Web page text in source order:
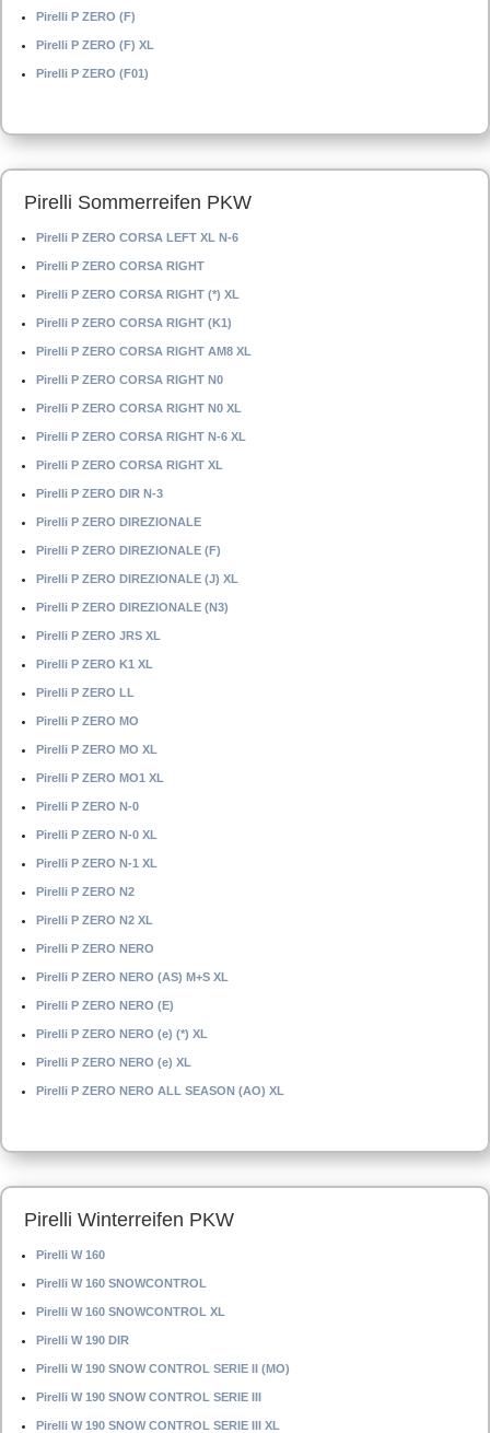
Pirelli P ZERO (F)
Pirelli P ZERO (F) XL
Pirelli P ZERO (F01)
Pirelli Sommerreifen PKW
Pirelli P ZERO CORSA LEFT XL N-6
Pirelli P ZERO CORSA RIGHT
Pirelli P ZERO CORSA RIGHT (*) XL
Pirelli P ZERO CORSA RIGHT (K1)
Pirelli P ZERO CORSA RIGHT AM8 XL
Pirelli P ZERO CORSA RIGHT N0
Pirelli P ZERO CORSA RIGHT N0 XL
Pirelli P ZERO CORSA RIGHT N-6 XL
Pirelli P ZERO CORSA RIGHT XL
Pirelli P ZERO DIR N-3
Pirelli P ZERO DIREZIONALE
Pirelli P ZERO DIREZIONALE (F)
Pirelli P ZERO DIREZIONALE (J) XL
Pirelli P ZERO DIREZIONALE (N3)
Pirelli P ZERO JRS XL
Pirelli P ZERO K1 XL
Pirelli P ZERO LL
Pirelli P ZERO MO
Pirelli P ZERO MO XL
Pirelli P ZERO MO1 XL
Pirelli P ZERO N-0
Pirelli P ZERO N-0 XL
Pirelli P ZERO N-1 XL
Pirelli P ZERO N2
Pirelli P ZERO N2 XL
Pirelli P ZERO NERO
Pirelli P ZERO NERO (AS) M+S XL
Pirelli P ZERO NERO (E)
Pirelli P ZERO NERO (e) (*) XL
Pirelli P ZERO NERO (e) XL
Pirelli P ZERO NERO ALL SEASON (AO) XL
Pirelli Winterreifen PKW
Pirelli W 160
Pirelli W 160 SNOWCONTROL
Pirelli W 160 SNOWCONTROL XL
Pirelli W 190 DIR
Pirelli W 190 SNOW CONTROL SERIE II (MO)
Pirelli W 190 SNOW CONTROL SERIE III
Pirelli W 190 SNOW CONTROL SERIE III XL